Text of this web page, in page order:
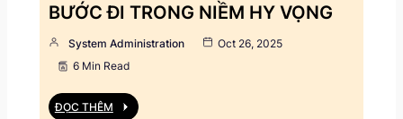
BƯỚC ĐI TRONG NIỀM HY VỌNG
System Administration
Oct 26, 2025
6 Min Read
ĐỌC THÊM